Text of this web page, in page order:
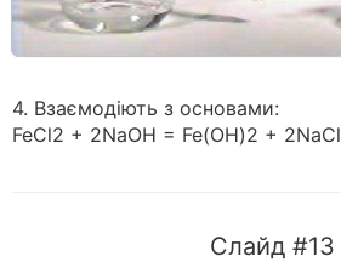
4. Взаємодіють з основами:
FeCl2 + 2NaOH = Fe(OH)2 + 2NaCl
Слайд #13